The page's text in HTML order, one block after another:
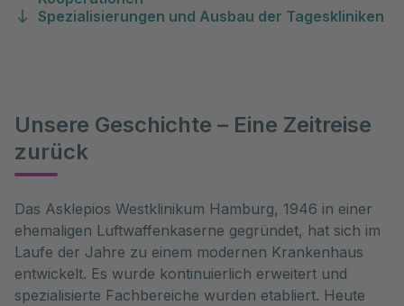
Spezialisierungen und Ausbau der Tageskliniken
Unsere Geschichte – Eine Zeitreise
zurück
Das Asklepios Westklinikum Hamburg, 1946 in einer
ehemaligen Luftwaffenkaserne gegründet, hat sich im
Laufe der Jahre zu einem modernen Krankenhaus
entwickelt. Es wurde kontinuierlich erweitert und
spezialisierte Fachbereiche wurden etabliert. Heute